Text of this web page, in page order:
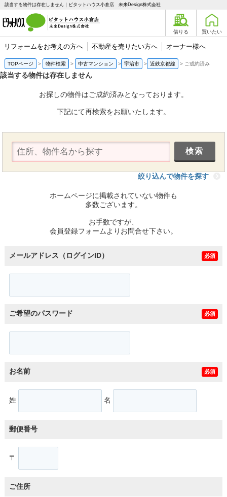
該当する物件は存在しません｜ピタットハウス小倉店 未来Design株式会社
借りる 買いたい
リフォームをお考えの方へ 不動産を売りたい方へ オーナー様へ
TOPページ 物件検索 中古マンション 宇治市 近鉄京都線 ご成約済み
該当する物件は存在しません
お探しの物件はご成約済みとなっております。
下記にて再検索をお願いたします。
絞り込んで物件を探す
ホームページに掲載されていない物件も
多数ございます。
お手数ですが、
会員登録フォームよりお問合せ下さい。
メールアドレス（ログインID） 必須
ご希望のパスワード 必須
お名前 必須
姓 名
郵便番号
〒
ご住所